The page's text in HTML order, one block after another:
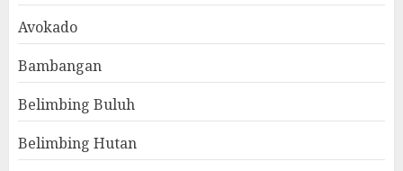
Avokado
Bambangan
Belimbing Buluh
Belimbing Hutan